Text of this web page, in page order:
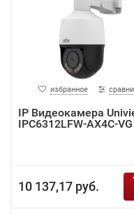
избранное
IP Видеокамера
IPC6312LFW-AX4C-VG
10 137,17 руб.